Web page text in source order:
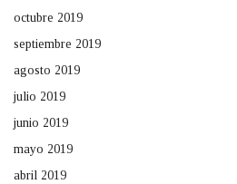
octubre 2019
septiembre 2019
agosto 2019
julio 2019
junio 2019
mayo 2019
abril 2019